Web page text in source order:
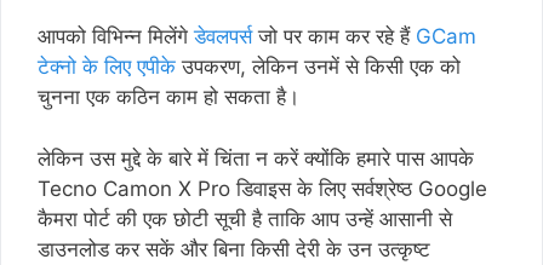
आपको विभिन्न मिलेंगेडेवलपर्सजो पर काम कर रहे हैं GCam
टेक्नो के लिए एपीके उपकरण, लेकिन उनमें से किसी एक को
चुनना एक कठिन काम हो सकता है।
लेकिन उस मुद्दे के बारे में चिंता न करें क्योंकि हमारे पास आपके
Tecno Camon X Pro डिवाइस के लिए सर्वश्रेष्ठ Google
कैमरा पोर्ट की एक छोटी सूची है ताकि आप उन्हें आसानी से
डाउनलोड कर सकें और बिना किसी देरी के उन उत्कृष्ट